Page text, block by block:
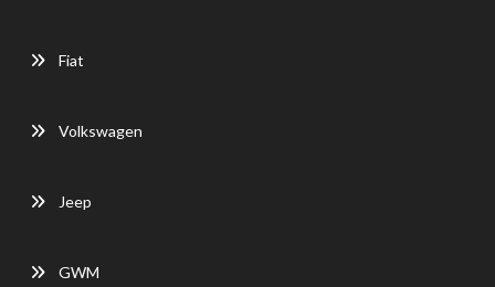
Fiat
Volkswagen
Jeep
GWM